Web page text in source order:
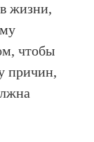
жизни,
чтобы
причин,